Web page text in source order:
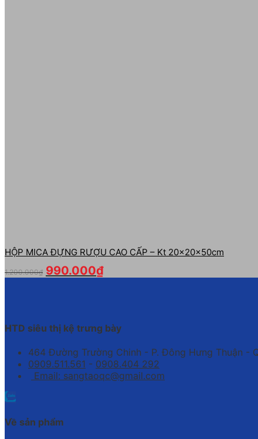
HỘP MICA ĐỰNG RƯỢU CAO CẤP – Kt 20x20x50cm
1.200.000₫ 990.000₫
HTD siêu thị kệ trưng bày
464 Đường Trường Chinh - P. Đông Hưng Thuận -
0909.511.561 - 0908.404 292
Email: sangtaoqc@gmail.com
Về sản phẩm